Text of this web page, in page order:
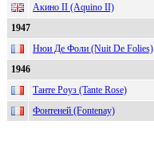
Акино II (Aquino II)
1947
Нюи Де Фоли (Nuit De Folies)
1946
Танте Роуз (Tante Rose)
Фонтеней (Fontenay)